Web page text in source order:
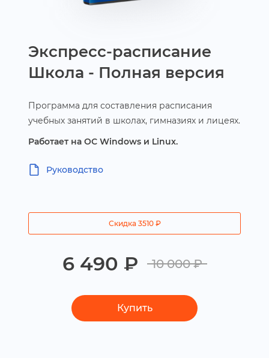
Экспресс-расписание
Школа - Полная версия
Программа для составления расписания
учебных занятий в школах, гимназиях и лицеях.
Работает на ОС Windows и Linux.
Руководство
6 490 ₽ 10 000 ₽
Скидка 3510₽
Купить